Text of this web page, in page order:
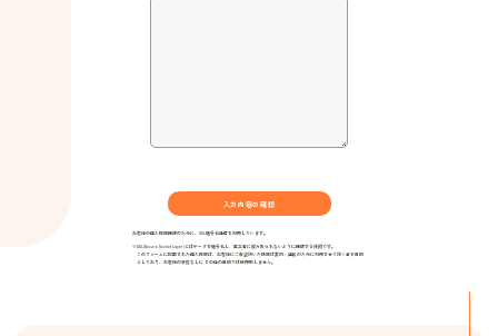
お客様の個人情報保護のために、SSL暗号化通信を利用しています。
※SSL(Secure Socket Layer)とはデータを暗号化し、第三者に読み取られないように保護する技術です。
このフォームに記載された個人情報は、お客様にご希望頂いた情報は案内・連絡のために利用させて頂く事を目的
としており、お客様の承諾なしに その他の目的では使用致しません。